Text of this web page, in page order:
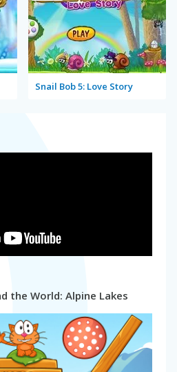
Snail Bob 5: Love Story
the World: Alpine Lakes